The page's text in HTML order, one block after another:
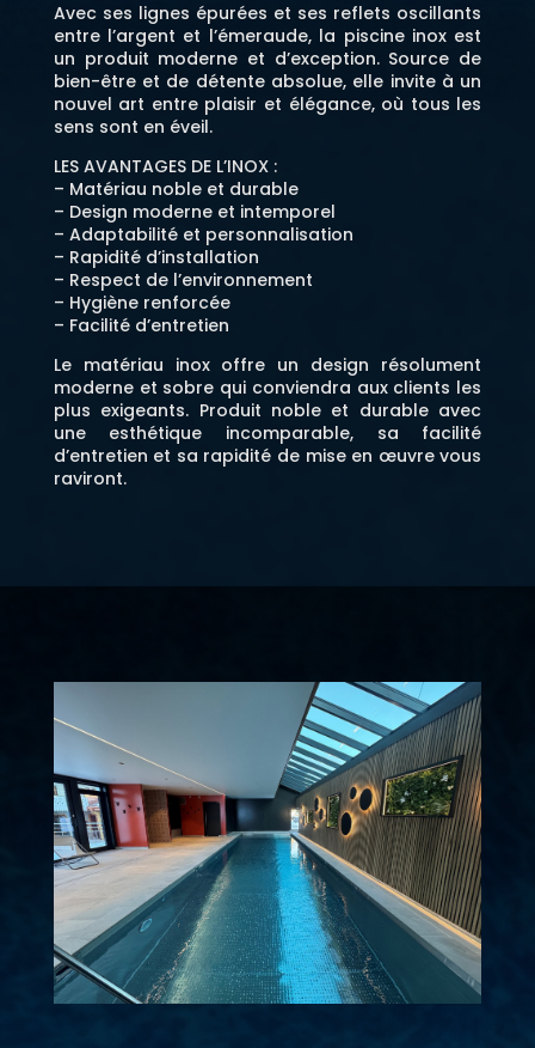
Avec ses lignes épurées et ses reflets oscillants
entre l’argent et l’émeraude, la piscine inox est
un produit moderne et d’exception. Source de
bien-être et de détente absolue, elle invite à un
nouvel art entre plaisir et élégance, où tous les
sens sont en éveil.
LES AVANTAGES DE L’INOX :
– Matériau noble et durable
– Design moderne et intemporel
– Adaptabilité et personnalisation
– Rapidité d’installation
– Respect de l’environnement
– Hygiène renforcée
– Facilité d’entretien
Le matériau inox offre un design résolument
moderne et sobre qui conviendra aux clients les
plus exigeants. Produit noble et durable avec
une esthétique incomparable, sa facilité
d’entretien et sa rapidité de mise en œuvre vous
raviront.